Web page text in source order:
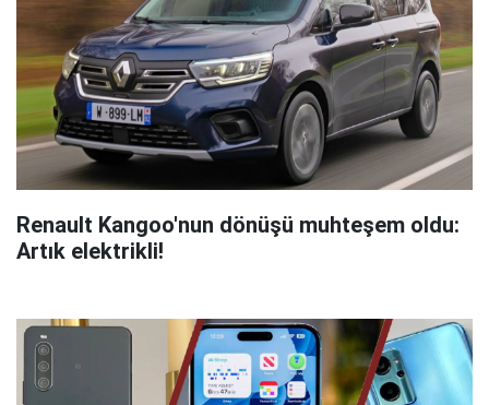
Renault Kangoo'nun dönüşü muhteşem oldu:
Artık elektrikli!